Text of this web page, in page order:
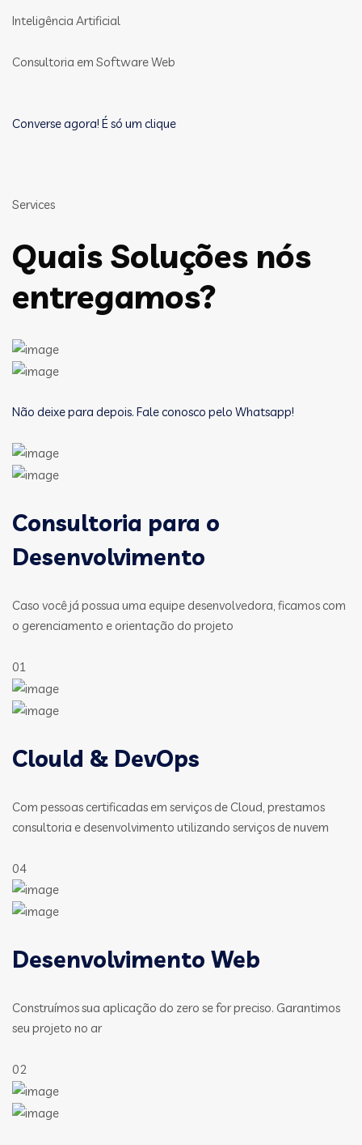
Inteligência Artificial
Consultoria em Software Web
Converse agora! É só um clique
Services
Quais Soluções nós
entregamos?
Não deixe para depois. Fale conosco pelo Whatsapp!
Consultoria para o
Desenvolvimento
Caso você já possua uma equipe desenvolvedora, ficamos com
o gerenciamento e orientação do projeto
01
Clould & DevOps
Com pessoas certificadas em serviços de Cloud, prestamos
consultoria e desenvolvimento utilizando serviços de nuvem
04
Desenvolvimento Web
Construímos sua aplicação do zero se for preciso. Garantimos
seu projeto no ar
02